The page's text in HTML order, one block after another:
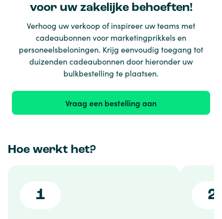
voor uw zakelijke behoeften!
Verhoog uw verkoop of inspireer uw teams met
cadeaubonnen voor marketingprikkels en
personeelsbeloningen. Krijg eenvoudig toegang tot
duizenden cadeaubonnen door hieronder uw
bulkbestelling te plaatsen.
Vraag een bestelling aan
Hoe werkt het?
1 2